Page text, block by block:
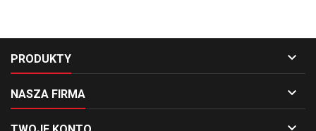
PRODUKTY 
NASZA FIRMA 